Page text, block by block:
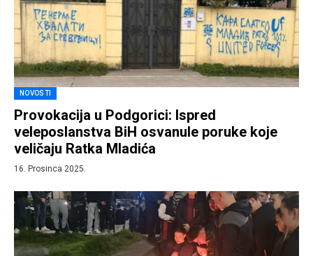
NOVOSTI
Provokacija u Podgorici: Ispred
veleposlanstva BiH osvanule poruke koje
veličaju Ratka Mladića
16. Prosinca 2025.